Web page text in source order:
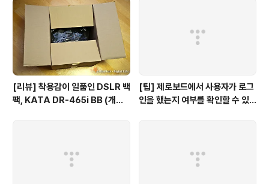
[리뷰] 착용감이 일품인 DSLR 백
팩, KATA DR-465i BB (개봉
[팁] 제로보드에서 사용자가 로그
인을 했는지 여부를 확인할 수 있